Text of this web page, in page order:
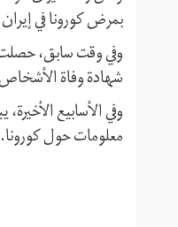
بمرض كورونا في
وفي وقت سابق، حصلت
شهادة وفاة
وفي الأسابيع
معلومات حول كورونا.